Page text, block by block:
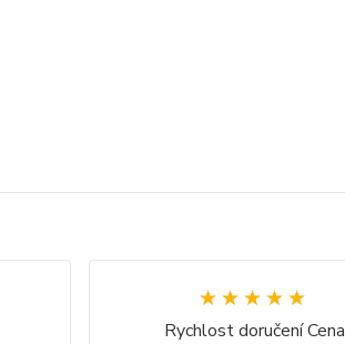
★★★★★
★★★★★
Rychlost doručení Cena